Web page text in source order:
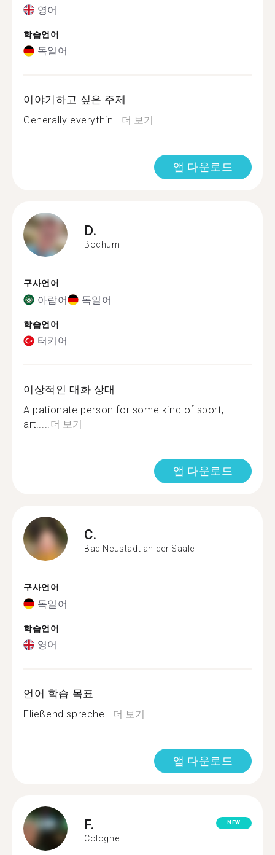
영어
학습언어
독일어
이야기하고 싶은 주제
Generally everythin...더 보기
앱 다운로드
D.
Bochum
구사언어
아랍어 독일어
학습언어
터키어
이상적인 대화 상대
A pationate person for some kind of sport,
art.....더 보기
앱 다운로드
C.
Bad Neustadt an der Saale
구사언어
독일어
학습언어
영어
언어 학습 목표
Fließend spreche...더 보기
앱 다운로드
F.
Cologne
NEW